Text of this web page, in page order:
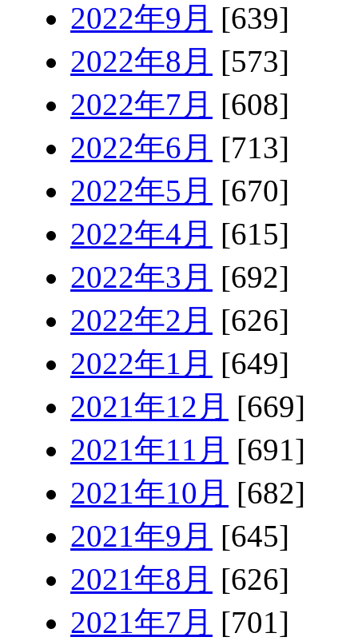
2022年9月 [639]
2022年8月 [573]
2022年7月 [608]
2022年6月 [713]
2022年5月 [670]
2022年4月 [615]
2022年3月 [692]
2022年2月 [626]
2022年1月 [649]
2021年12月 [669]
2021年11月 [691]
2021年10月 [682]
2021年9月 [645]
2021年8月 [626]
2021年7月 [701]